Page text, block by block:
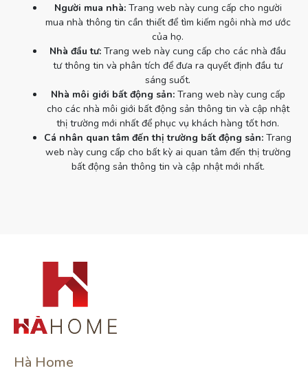
Người mua nhà:Trang web này cung cấp cho người
mua nhà thông tin cần thiết để tìm kiếm ngôi nhà mơ ước
của họ.
Nhà đầu tư: Trang web này cung cấp cho các nhà đầu
tư thông tin và phân tích để đưa ra quyết định đầu tư
sáng suốt.
Nhà môi giới bất động sản:Trang web này cung cấp
cho các nhà môi giới bất động sản thông tin và cập nhật
thị trường mới nhất để phục vụ khách hàng tốt hơn.
Cá nhân quan tâm đến thị trường bất động sản: Trang
web này cung cấp cho bất kỳ ai quan tâm đến thị trường
bất động sản thông tin và cập nhật mới nhất.
Hà Home